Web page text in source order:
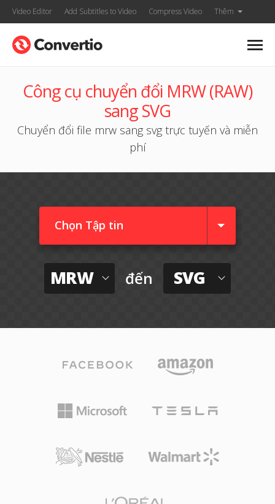
Video Editor Add Subtitles to Video Compress Video Thêm
Công cụ chuyển đổi MRW (RAW)
sang SVG
Chuyển đổi file mrw sang svg trực tuyến và miễn
phí
Chọn Tập tin
MRW đến SVG